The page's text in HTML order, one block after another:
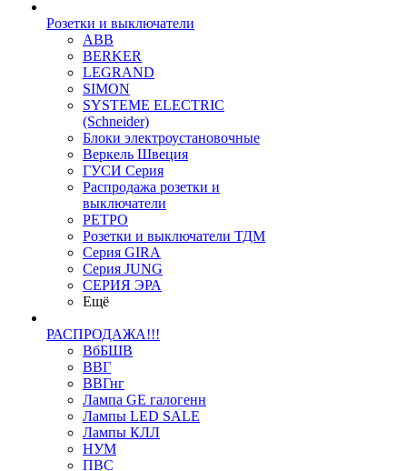
Розетки и выключатели
ABB
BERKER
LEGRAND
SIMON
SYSTEME ELECTRIC
(Schneider)
Блоки электроустановочные
Веркель Швеция
ГУСИ Серия
Распродажа розетки и
выключатели
РЕТРО
Розетки и выключатели ТДМ
Серия GIRA
Серия JUNG
СЕРИЯ ЭРА
Ещё
РАСПРОДАЖА!!!
ВбБШВ
ВВГ
ВВГнг
Лампа GE галогенн
Лампы LED SALE
Лампы КЛЛ
НУМ
ПВС